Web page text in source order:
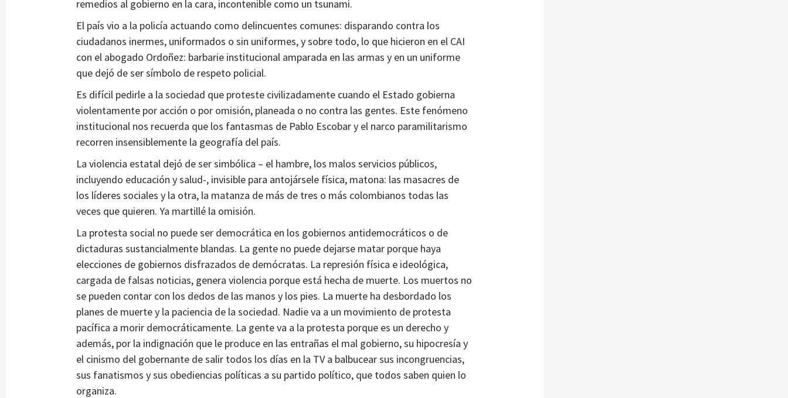
remedios al gobierno en la cara, incontenible como un tsunami.
El país vio a la policía actuando como delincuentes comunes: disparando contra los
ciudadanos inermes, uniformados o sin uniformes, y sobre todo, lo que hicieron en el CAI
con el abogado Ordoñez: barbarie institucional amparada en las armas y en un uniforme
que dejó de ser símbolo de respeto policial.
Es difícil pedirle a la sociedad que proteste civilizadamente cuando el Estado gobierna
violentamente por acción o por omisión, planeada o no contra las gentes. Este fenómeno
institucional nos recuerda que los fantasmas de Pablo Escobar y el narco paramilitarismo
recorren insensiblemente la geografía del país.
La violencia estatal dejó de ser simbólica – el hambre, los malos servicios públicos,
incluyendo educación y salud-, invisible para antojársele física, matona: las masacres de
los líderes sociales y la otra, la matanza de más de tres o más colombianos todas las
veces que quieren. Ya martillé la omisión.
La protesta social no puede ser democrática en los gobiernos antidemocráticos o de
dictaduras sustancialmente blandas. La gente no puede dejarse matar porque haya
elecciones de gobiernos disfrazados de demócratas. La represión física e ideológica,
cargada de falsas noticias, genera violencia porque está hecha de muerte. Los muertos no
se pueden contar con los dedos de las manos y los pies. La muerte ha desbordado los
planes de muerte y la paciencia de la sociedad. Nadie va a un movimiento de protesta
pacífica a morir democráticamente. La gente va a la protesta porque es un derecho y
además, por la indignación que le produce en las entrañas el mal gobierno, su hipocresía y
el cinismo del gobernante de salir todos los días en la TV a balbucear sus incongruencias,
sus fanatismos y sus obediencias políticas a su partido político, que todos saben quien lo
organiza.